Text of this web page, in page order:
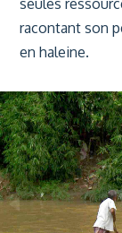
racontant son
en haleine.